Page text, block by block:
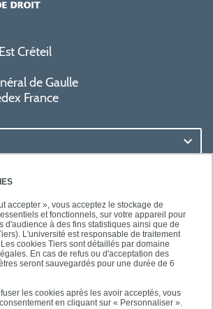
accepter », vous acceptez le stockage de
et fonctionnels, sur votre appareil pour
d'audience à des fins statistiques ainsi que de
L'université est responsable de traitement
cookies Tiers sont détaillés par domaine
En cas de refus ou d'acceptation des
seront sauvegardés pour une durée de 6
les cookies après les avoir acceptés, vous
en cliquant sur « Personnaliser ».
Créteil
de Gaulle
France